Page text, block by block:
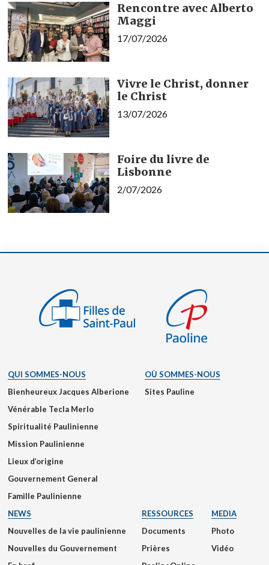
Rencontre avec Alberto
Maggi
17/07/2026
Vivre le Christ, donner
le Christ
13/07/2026
Foire du livre de
Lisbonne
2/07/2026
QUI SOMMES-NOUS
Bienheureux Jacques Alberione
Vénérable Tecla Merlo
Spiritualité Paulinienne
Mission Paulinienne
Lieux d’origine
Gouvernement General
Famille Paulinienne
OÙ SOMMES-NOUS
Sites Pauline
NEWS
Nouvelles de la vie paulinienne
Nouvelles du Gouvernement
RESSOURCES
Documents
Prières
MEDIA
Photo
Vidéo